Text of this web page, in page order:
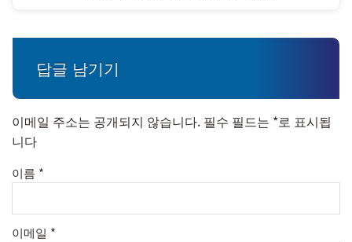
답글 남기기
이메일 주소는 공개되지 않습니다. 필수 필드는 *로 표시됩
니다
이름 *
이메일 *